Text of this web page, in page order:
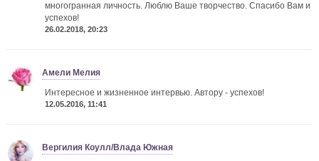
многогранная личность. Люблю Ваше творчество. Спасибо Вам и
успехов!
26.02.2018, 20:23
Амели Мелия
Интересное и жизненное интервью. Автору - успехов!
12.05.2016, 11:41
Вергилия Коулл/Влада Южная